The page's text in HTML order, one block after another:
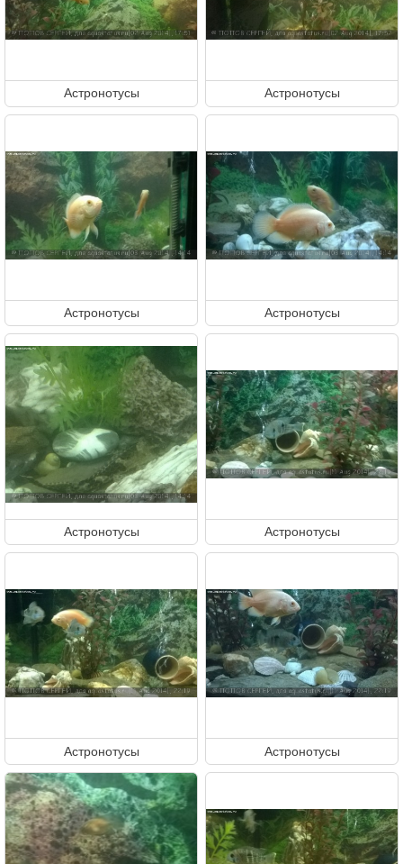
Астронотусы Астронотусы
Астронотусы Астронотусы
Астронотусы Астронотусы
Астронотусы Астронотусы